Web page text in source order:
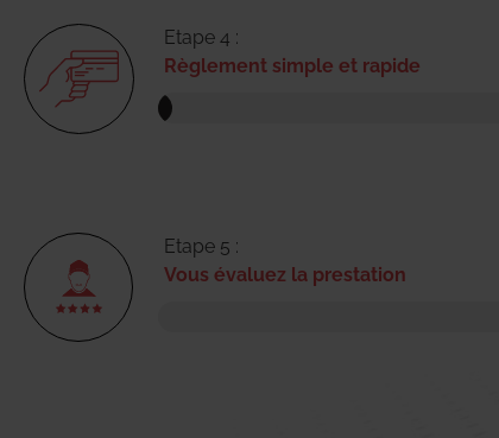
Etape 4 :
Règlement simple et rapide
Etape 5 :
Vous évaluez la prestation